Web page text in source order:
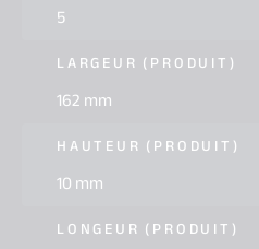
5
LARGEUR (PRODUIT)
162 mm
HAUTEUR (PRODUIT)
10 mm
LONGEUR (PRODUIT)